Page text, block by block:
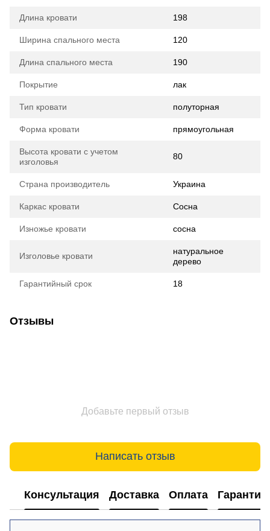
Длина кровати 198
Ширина спального места 120
Длина спального места 190
Покрытие лак
Тип кровати полуторная
Форма кровати прямоугольная
Высота кровати с учетом
изголовья
80
Страна производитель Украина
Каркас кровати Сосна
Изножье кровати сосна
Изголовье кровати
натуральное
дерево
Гарантийный срок 18
Отзывы
Добавьте первый отзыв
Написать отзыв
Консультация Доставка Оплата Гарантия